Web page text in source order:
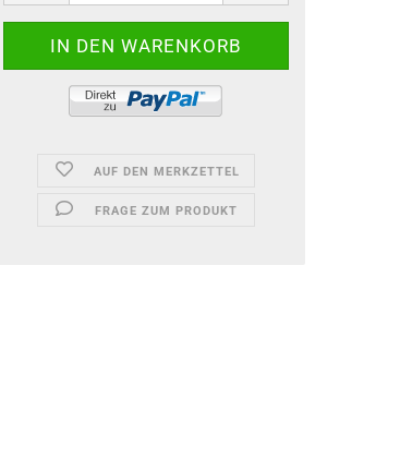
AUF DEN MERKZETTEL
FRAGE ZUM PRODUKT